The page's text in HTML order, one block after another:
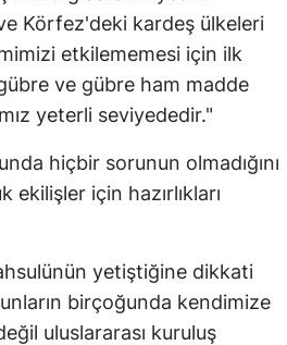
Malatya
Manisa
Kahramanmaraş
Muğla
Nevşehir
Niğde
Körfez'deki kardeş ülkeleri
etkilememesi için ilk
ve gübre ham madde
yeterli seviyededir."
hiçbir sorunun olmadığını
için hazırlıkları
yetiştiğine dikkati
birçoğunda kendimize
uluslararası kuruluş